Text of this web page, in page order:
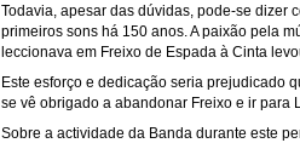
Todavia, apesar das dúvidas, pode-se dizer
primeiros sons há 150 anos. A paixão pela
leccionava em Freixo de Espada à Cinta
Este esforço e dedicação seria prejudicado
se vê obrigado a abandonar Freixo e ir para
Sobre a actividade da Banda durante este